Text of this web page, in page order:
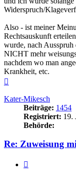
Widerspruch/
Also - ist meiner
Rechtsauskunft
wurde, nach Ausspruh
NICHT mehr
nachdem wo man
Krankheit, etc.
Kater-Mikesch
Beiträge: 1454
Registriert: 19.
Behörde:
Re: Zuweisung